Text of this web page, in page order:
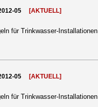
05 [AKTUELL]
für Trinkwasser-
05 [AKTUELL]
für Trinkwasser-